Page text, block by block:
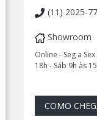
(11) 2025-
Showroom
Online - Seg a
18h - Sáb 9h às
COMO